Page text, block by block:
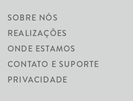
SOBRE NÓS
REALIZAÇÕES
ONDE ESTAMOS
CONTATO E SUPORTE
PRIVACIDADE